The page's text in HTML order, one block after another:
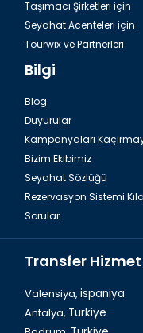
Taşımacı Şirketleri için
Seyahat Acenteleri için
Tourwix ve Partnerleri
Bilgi
Blog
Duyurular
Kampanyaları
Bizim Ekibimiz
Seyahat Sözlüğü
Rezervasyon Sistemi
Sorular
Transfer
Valensiya, ispaniya
Antalya, Türkiye